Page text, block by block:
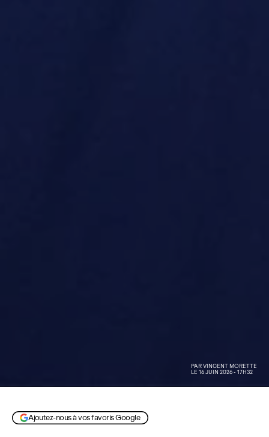
PARVINCENT MORETTE
LE 16 JUIN 2026 - 17H32
Ajoutez-nous à vos favoris Google